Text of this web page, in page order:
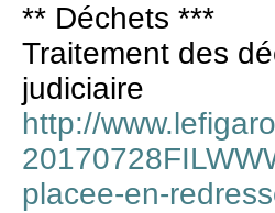
** Déchets ***
Traitement des
judiciaire
http://
placee-en-